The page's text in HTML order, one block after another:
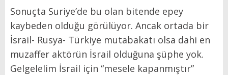
Sonuçta Suriye’de bu olan bitende epey
kaybeden olduğu görülüyor. Ancak ortada bir
İsrail- Rusya- Türkiye mutabakatı olsa dahi en
muzaffer aktörün İsrail olduğuna şüphe yok.
Gelgelelim İsrail için “mesele kapanmıştır”